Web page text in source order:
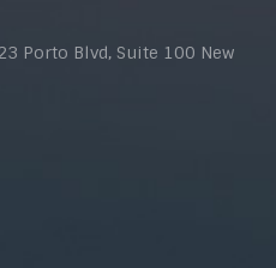
Porto Blvd, Suite 100 New